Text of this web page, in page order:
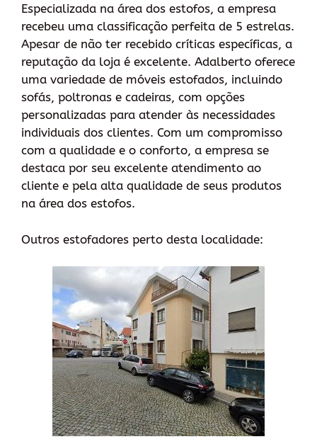
Especializada na área dos estofos, a empresa
recebeu uma classificação perfeita de 5 estrelas.
Apesar de não ter recebido críticas específicas, a
reputação da loja é excelente. Adalberto oferece
uma variedade de móveis estofados, incluindo
sofás, poltronas e cadeiras, com opções
personalizadas para atender às necessidades
individuais dos clientes. Com um compromisso
com a qualidade e o conforto, a empresa se
destaca por seu excelente atendimento ao
cliente e pela alta qualidade de seus produtos
na área dos estofos.
Outros estofadores perto desta localidade: